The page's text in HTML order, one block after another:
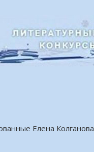
Елена Колганова